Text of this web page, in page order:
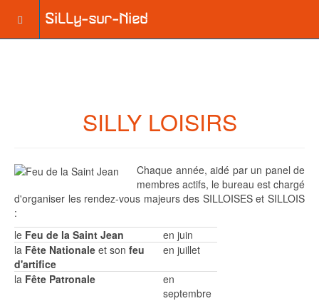
SILLY LOISIRS
Chaque année, aidé par un panel de
membres actifs, le bureau est chargé
d'organiser les rendez-vous majeurs des SILLOISES et SILLOIS
:
le Feu de la Saint Jean
en juin
la Fête Nationale et son feu
d'artifice
en juillet
la Fête Patronale
en
septembre